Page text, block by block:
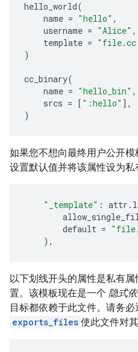
hello_world(
name = "hello" ,
username = "Alice" ,
template =
)
cc_binary(
name = "hello_bin" ,
srcs = [ ":hello" ],
)
如果您不想向最终用户公开
设置默认值并将该属性设为私
"_template" : attr .
default =
),
以下划线开头的属性是私有属
置。该模板现在是一个 隐式
目标都依赖于此文件。请务必
exports_files 使此文件对